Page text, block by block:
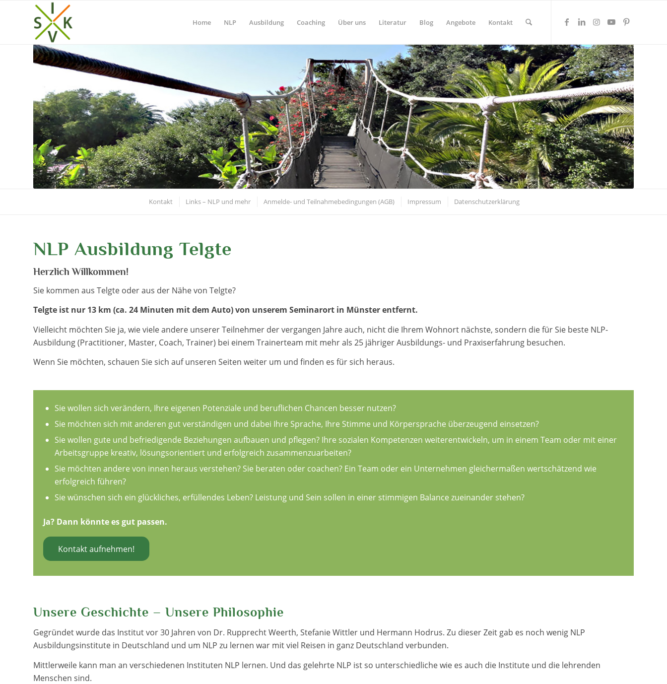
Home NLP Ausbildung Coaching Über uns Literatur Blog Angebote Kontakt
Kontakt Links – NLP und mehr Anmelde- und Teilnahmebedingungen (AGB) Impressum Datenschutzerklärung
NLP Ausbildung Telgte
Herzlich Willkommen!
Sie kommen aus Telgte oder aus der Nähe von Telgte?
Telgte ist nur 13 km (ca. 24 Minuten mit dem Auto) von unserem Seminarort in Münster entfernt.
Vielleicht möchten Sie ja, wie viele andere unserer Teilnehmer der vergangen Jahre auch, nicht die Ihrem Wohnort nächste, sondern die für Sie beste NLP-
Ausbildung (Practitioner, Master, Coach, Trainer) bei einem Trainerteam mit mehr als 25 jähriger Ausbildungs- und Praxiserfahrung besuchen.
Wenn Sie möchten, schauen Sie sich auf unseren Seiten weiter um und finden es für sich heraus.
Sie wollen sich verändern, Ihre eigenen Potenziale und beruflichen Chancen besser nutzen?
Sie möchten sich mit anderen gut verständigen und dabei Ihre Sprache, Ihre Stimme und Körpersprache überzeugend einsetzen?
Sie wollen gute und befriedigende Beziehungen aufbauen und pflegen? Ihre sozialen Kompetenzen weiterentwickeln, um in einem Team oder mit einer
Arbeitsgruppe kreativ, lösungsorientiert und erfolgreich zusammenzuarbeiten?
Sie möchten andere von innen heraus verstehen? Sie beraten oder coachen? Ein Team oder ein Unternehmen gleichermaßen wertschätzend wie
erfolgreich führen?
Sie wünschen sich ein glückliches, erfüllendes Leben? Leistung und Sein sollen in einer stimmigen Balance zueinander stehen?
Ja? Dann könnte es gut passen.
Kontakt aufnehmen!
Unsere Geschichte – Unsere Philosophie
Gegründet wurde das Institut vor 30 Jahren von Dr. Rupprecht Weerth, Stefanie Wittler und Hermann Hodrus. Zu dieser Zeit gab es noch wenig NLP
Ausbildungsinstitute in Deutschland und um NLP zu lernen war mit viel Reisen in ganz Deutschland verbunden.
Mittlerweile kann man an verschiedenen Instituten NLP lernen. Und das gelehrte NLP ist so unterschiedliche wie es auch die Institute und die lehrenden
Menschen sind.